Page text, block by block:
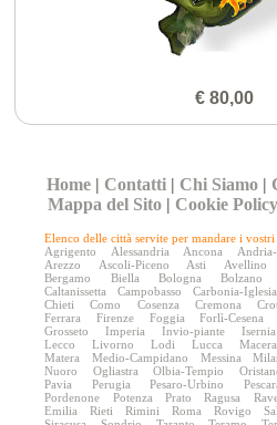
€ 80,00
Home | Contatti | Chi Siamo |
Mappa del Sito | Cookie Policy
Elenco delle città servite per mandare i
Agrigento
Alessandria Ancona
Arezzo
Ascoli-Piceno Asti Avellino
Bergamo
Biella Bologna Bolzano
Caltanissetta
Campobasso Carbonia-
Chieti
Como Cosenza Cremona
Ferrara
Firenze Foggia Forlì-Cesena
Grosseto
Imperia Invio-piante Isernia
Lecco
Livorno Lodi Lucca
Matera
Medio-Campidano Messina
Nuoro
Ogliastra Olbia-Tempio
Pavia
Perugia Pesaro-Urbino
Pordenone
Potenza Prato Ragusa
Emilia
Rieti Rimini Roma Rovigo